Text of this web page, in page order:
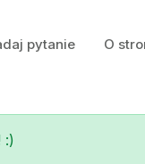
pytanie O
:)